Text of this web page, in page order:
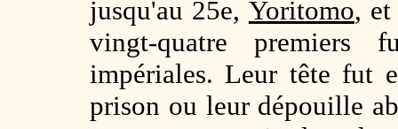
jusqu'au 25e, Yoritomo,
vingt-quatre premiers
impériales. Leur tête fut
prison ou leur dépouille